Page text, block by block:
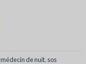
médecin de nuit, sos